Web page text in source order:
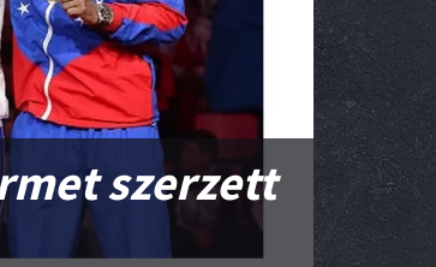
szerzett